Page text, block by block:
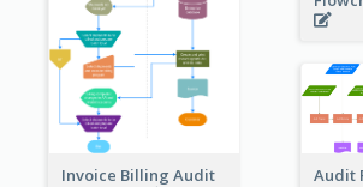
Invoice Billing Audit
Audit